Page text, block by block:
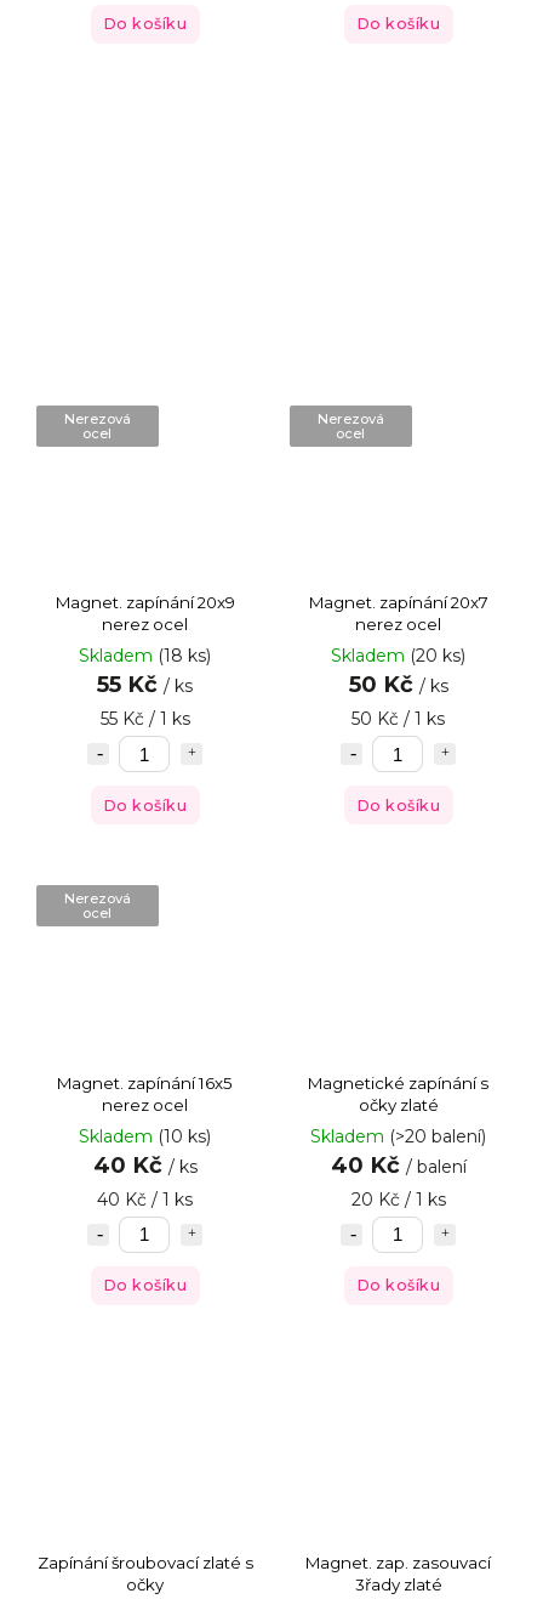
Do košíku Do košíku
Nerezová
ocel
Magnet. zapínání 20x9
nerez ocel
Skladem (18 ks)
55 Kč / ks
55 Kč / 1 ks
Do košíku
Nerezová
ocel
Magnet. zapínání 20x7
nerez ocel
Skladem (20 ks)
50 Kč / ks
50 Kč / 1 ks
Do košíku
Nerezová
ocel
Magnet. zapínání 16x5
nerez ocel
Skladem (10 ks)
40 Kč / ks
40 Kč / 1 ks
Do košíku
Magnetické zapínání s
očky zlaté
Skladem (>20 balení)
40 Kč / balení
20 Kč / 1 ks
Do košíku
Zapínání šroubovací zlaté s
očky
Magnet. zap. zasouvací
3řady zlaté